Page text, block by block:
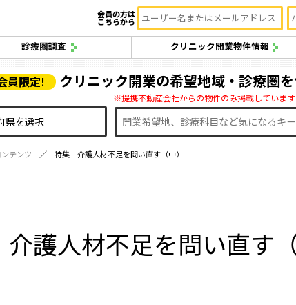
会員の方は
こちらから
診療圏調査 クリニック開業物件情報
員限定! クリニック開業の希望地域・診療圏
※提携不動産会社からの物件のみ掲載しています
テンツ 特集 介護人材不足を問い直す（中）
護人材不足を問い直す（